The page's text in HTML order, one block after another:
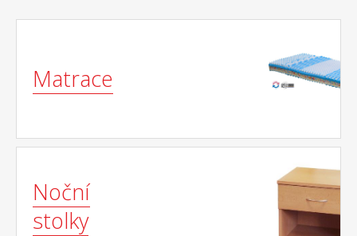
Matrace
Noční
stolky